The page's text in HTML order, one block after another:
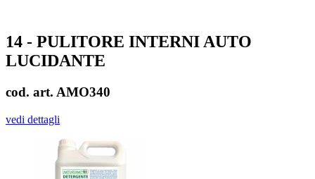
14 - PULITORE INTERNI AUTO
LUCIDANTE
cod. art. AMO340
vedi dettagli